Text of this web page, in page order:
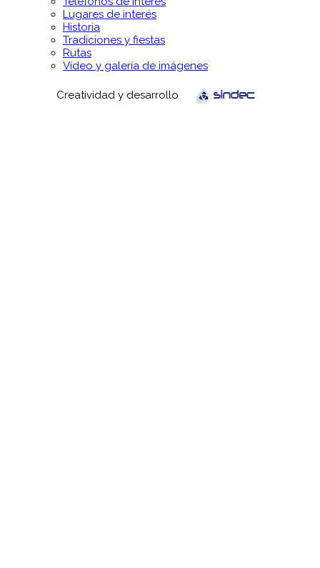
Lugares de interés
Historia
Tradiciones y fiestas
Rutas
Vídeo y galería de imágenes
Creatividad y desarrollo